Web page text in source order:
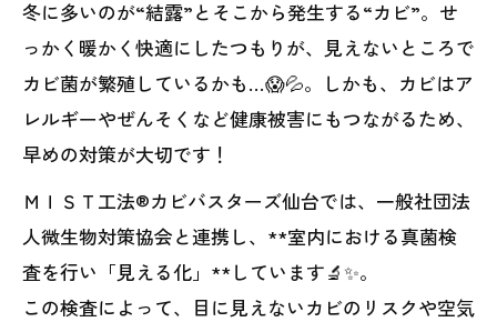
冬に多いのが“結露”とそこから発生する“カビ”。せ
っかく暖かく快適にしたつもりが、見えないところで
カビ菌が繁殖しているかも…😱💦。しかも、カビはア
レルギーやぜんそくなど健康被害にもつながるため、
早めの対策が大切です！
ＭＩＳＴ工法®カビバスターズ仙台では、一般社団法
人微生物対策協会と連携し、**室内における真菌検
査を行い「見える化」**しています🔬✨。
この検査によって、目に見えないカビのリスクや空気